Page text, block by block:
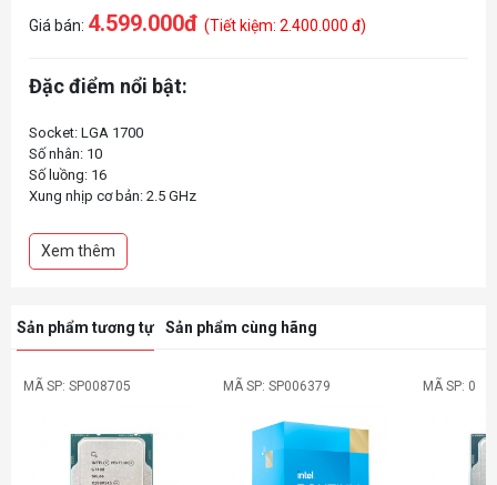
Giá bán: 4.599.000đ (Tiết kiệm: 2.400.000 đ)
Đặc điểm nổi bật:
Socket: LGA 1700
Số nhân: 10
Số luồng: 16
Xung nhịp cơ bản: 2.5 GHz
Bộ nhớ Cache L2 / L3: 9.5/ 20 MB
Xem thêm
Sản phẩm tương tự Sản phẩm cùng hãng
MÃ SP: SP008705 MÃ SP: SP006379 MÃ SP: 0